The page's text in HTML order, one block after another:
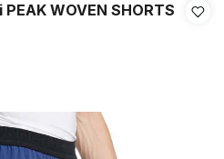
WOVEN SHORTS